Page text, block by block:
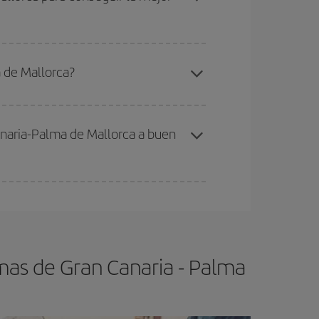
Palmas de Gran Canaria-Palma de Mallorca-
Mallorca?
Palma de Mallorca a buen
de Gran Canaria - Palma